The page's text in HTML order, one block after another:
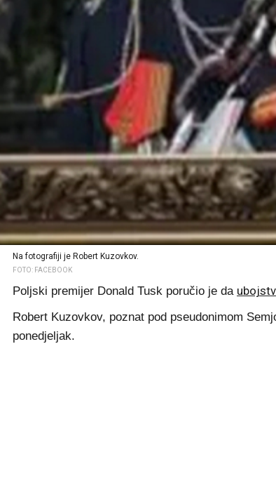
Na fotografiji je Robert Kuzovkov.
FOTO: FACEBOOK
Poljski premijer Donald Tusk poručio je da
Robert Kuzovkov, poznat pod pseudonimom
ponedjeljak.